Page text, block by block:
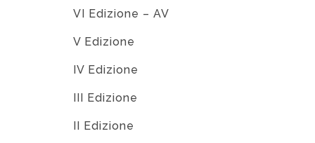
VI Edizione – AV
V Edizione
IV Edizione
III Edizione
II Edizione